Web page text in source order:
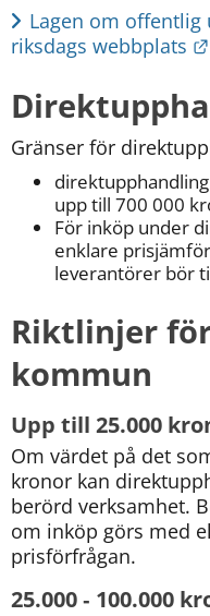
Lagen om offentlig
riksdags webbplats
Gränser för
upp till 700 000
För inköp under
enklare
leverantörer bör
Riktlinjer
kommun
Upp till 25.000
Om värdet på det
kronor kan
berörd verksamhet.
om inköp görs med
prisförfrågan.
25.000 ‑ 100.000